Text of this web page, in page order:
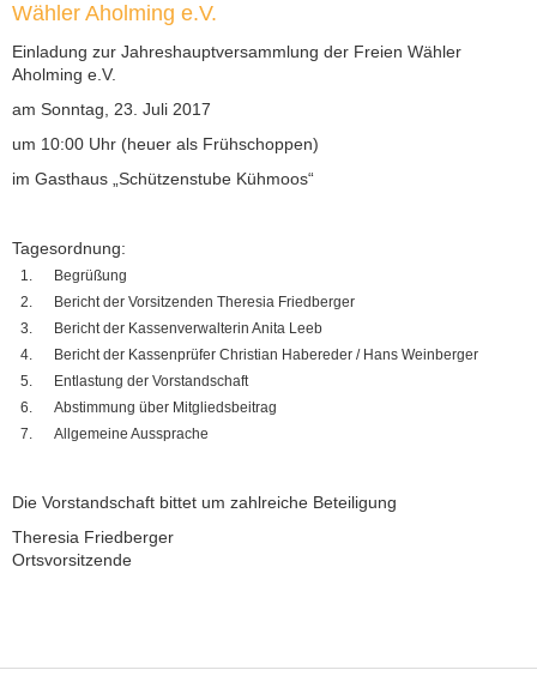
Wähler Aholming e.V.
Einladung zur Jahreshauptversammlung der Freien Wähler
Aholming e.V.
am Sonntag, 23. Juli 2017
um 10:00 Uhr (heuer als Frühschoppen)
im Gasthaus „Schützenstube Kühmoos“
Tagesordnung:
Begrüßung
Bericht der Vorsitzenden Theresia Friedberger
Bericht der Kassenverwalterin Anita Leeb
Bericht der Kassenprüfer Christian Habereder / Hans Weinberger
Entlastung der Vorstandschaft
Abstimmung über Mitgliedsbeitrag
Allgemeine Aussprache
Die Vorstandschaft bittet um zahlreiche Beteiligung
Theresia Friedberger
Ortsvorsitzende